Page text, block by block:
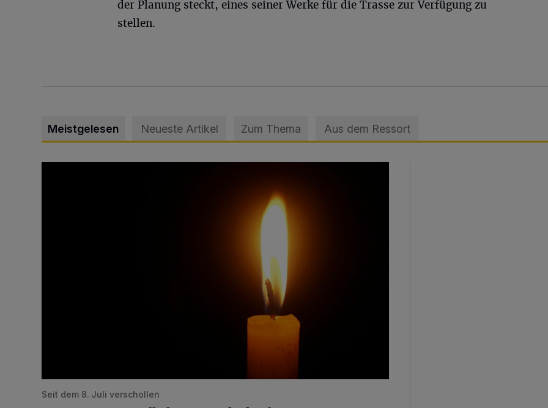
der Planung steckt, eines seiner Werke für die Trasse zur Verfügung zu
stellen.
Meistgelesen Neueste Artikel Zum Thema Aus dem Ressort
Seit dem 8. Juli verschollen